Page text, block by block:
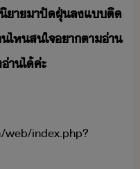
า​าปั​ฝุ่​ล​แ​ติ​
​สใจ​า​ตา​่า​
า​ไ้​ค่ะ
index.php?